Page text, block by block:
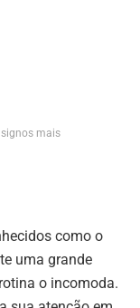
mais
como o
uma grande
o incomoda.